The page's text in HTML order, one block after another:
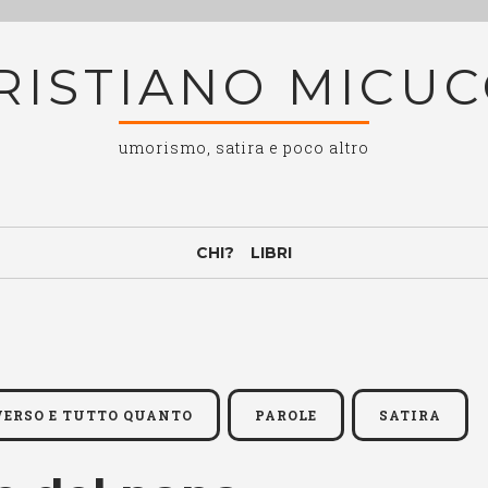
umorismo, satira e poco altro
CHI? LIBRI
E TUTTO QUANTO PAROLE SATIRA